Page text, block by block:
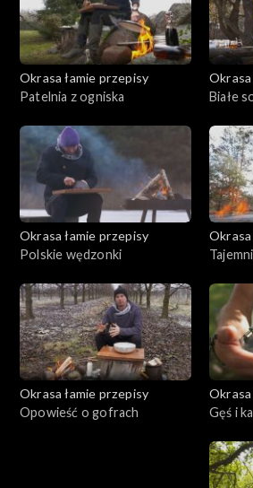
Okrasa łamie przepisy
Patelnia z ogniska
Okrasa
Białe
Okrasa łamie przepisy
Polskie wędzonki
Okrasa
Okrasa łamie przepisy
Opowieść o gofrach
Okrasa
Gęś i